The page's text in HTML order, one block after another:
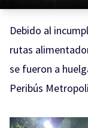
Debido al
rutas
se fueron a
Peribús